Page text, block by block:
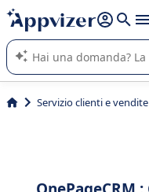
righe con
shift + enter
L'IA di Appvizer vi guida
software SaaS per la vostra
Servizio clienti e vendite